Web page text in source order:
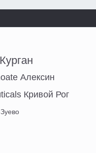
Алексин
Кривой Рог